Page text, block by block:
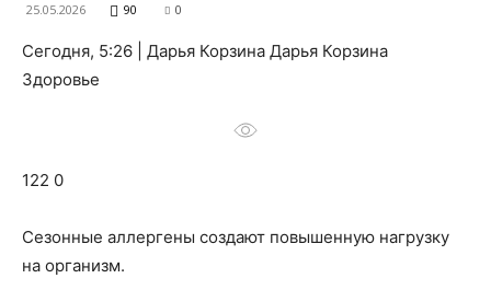
о
нем
25.05.2026 90 0
Сегодня, 5:26 | Дарья Корзина Дарья Корзина
Здоровье
122 0
Сезонные аллергены создают повышенную нагрузку
на организм.